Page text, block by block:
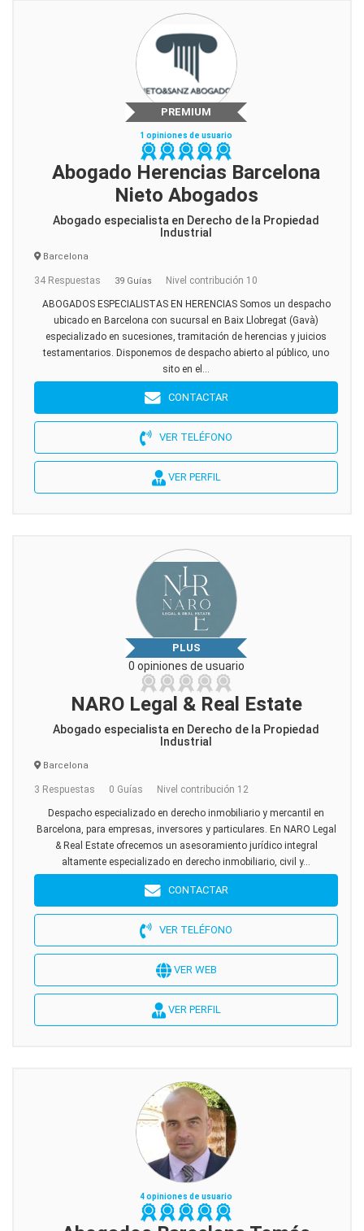
PREMIUM
1 opiniones de usuario
Abogado Herencias Barcelona
Nieto Abogados
Abogado especialista en Derecho de la Propiedad
Industrial
Barcelona
34 Respuestas 39 Guías Nivel contribución 10
ABOGADOS ESPECIALISTAS EN HERENCIAS Somos un despacho
ubicado en Barcelona con sucursal en Baix Llobregat (Gavà)
especializado en sucesiones, tramitación de herencias y juicios
testamentarios. Disponemos de despacho abierto al público, uno
sito en el...
CONTACTAR
VER TELÉFONO
VER PERFIL
PLUS
0 opiniones de usuario
NARO Legal & Real Estate
Abogado especialista en Derecho de la Propiedad
Industrial
Barcelona
3 Respuestas 0 Guías Nivel contribución 12
Despacho especializado en derecho inmobiliario y mercantil en
Barcelona, para empresas, inversores y particulares. En NARO Legal
& Real Estate ofrecemos un asesoramiento jurídico integral
altamente especializado en derecho inmobiliario, civil y...
CONTACTAR
VER TELÉFONO
VER WEB
VER PERFIL
4 opiniones de usuario